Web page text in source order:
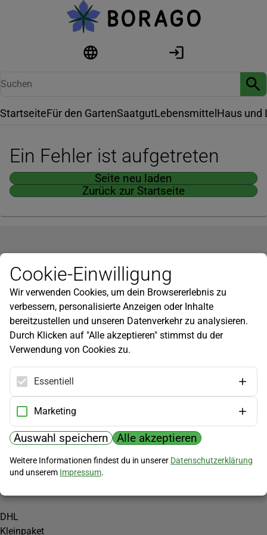
StartseiteFür den GartenSaatgutLebensmittel Haus und
Ein Fehler ist aufgetreten
Seite neu laden
Zurück zur Startseite
Newsletter
Infos zu neuen Produkten, Gartentipps und mehr findest du in
unserem Newsletter!
Jetzt anmelden
Hilfe
Kundenservice
Widerrufsbelehrung
Versandkosten
Zahlungsmöglichkeiten
PayPal
Vorkasse
Versand
DHL
Kleinpaket
Cookie-Einwilligung
Wir verwenden Cookies, um dein Browsererlebnis zu
verbessern, personalisierte Anzeigen oder Inhalte
bereitzustellen und unseren Datenverkehr zu analysieren.
Durch Klicken auf "Alle akzeptieren" stimmst du der
Verwendung von Cookies zu.
Essentiell
Marketing
Auswahl speichern Alle akzeptieren
Weitere Informationen findest du in unserer Datenschutzerklärung
und unserem Impressum.